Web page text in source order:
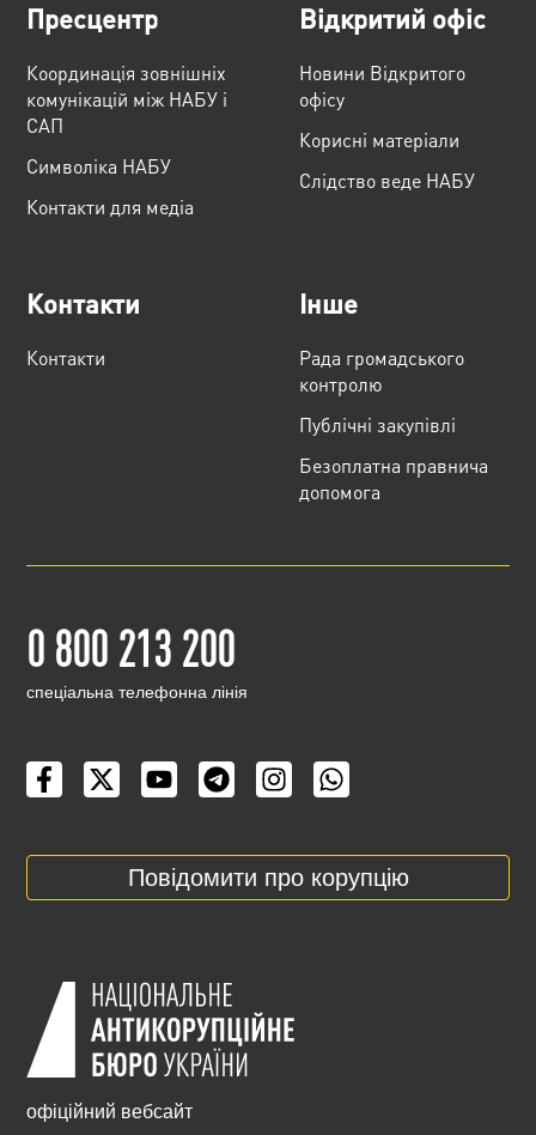
Пресцентр
Координація зовнішніх
комунікацій між НАБУ і
САП
Cимволіка НАБУ
Контакти для медіа
Відкритий офіс
Новини Відкритого
офісу
Корисні матеріали
Слідство веде НАБУ
Контакти
Контакти
Інше
Рада громадського
контролю
Публічні закупівлі
Безоплатна правнича
допомога
0 800 213 200
cпеціальна телефонна лінія
Повідомити про корупцію
офіційний вебсайт